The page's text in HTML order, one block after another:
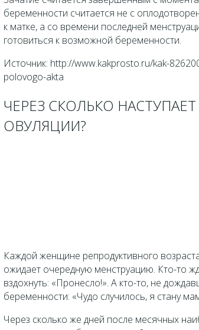
беременности считается не с
к матке, а со времени последней
готовиться к возможной беременности.
Источник: http://www.kakprosto.ru/kak-
polovogo-akta
ЧЕРЕЗ СКОЛЬКО
ОВУЛЯЦИИ?
Каждой женщине репродуктивного
ожидает очередную менструацию. Кто-то
вздохнуть: «Пронесло!». А кто-то, не
беременности: «Чудо случилось, я стану
Через сколько же дней после месячных